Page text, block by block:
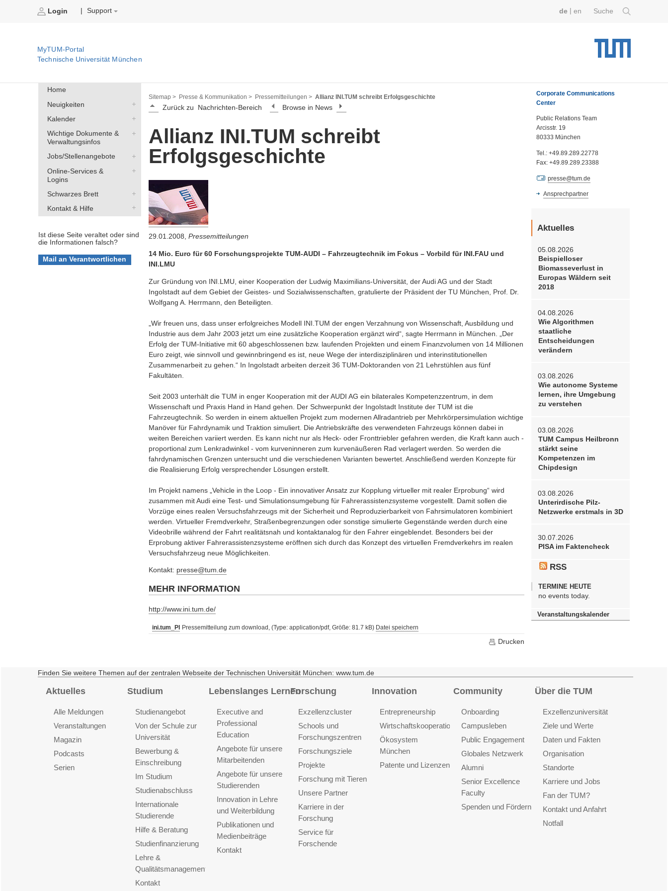
Login Support Suche
de en
MyTUM-Portal
Technische Universität München
Home
Neuigkeiten
Kalender
Wichtige Dokumente &
Verwaltungsinfos
Jobs/Stellenangebote
Online-Services &
Logins
Schwarzes Brett
Kontakt & Hilfe
Ist diese Seite veraltet oder sind
die Informationen falsch?
Sitemap > Presse & Kommunikation > Pressemitteilungen > Allianz INI.TUM schreibt Erfolgsgeschichte
Zurück zu Nachrichten-Bereich Browse in News
Allianz INI.TUM schreibt
Erfolgsgeschichte
29.01.2008, Pressemitteilungen
14 Mio. Euro für 60 Forschungsprojekte TUM-AUDI – Fahrzeugtechnik im Fokus – Vorbild für INI.FAU und
INI.LMU
Zur Gründung von INI.LMU, einer Kooperation der Ludwig Maximilians-Universität, der Audi AG und der Stadt
Ingolstadt auf dem Gebiet der Geistes- und Sozialwissenschaften, gratulierte der Präsident der TU München, Prof. Dr.
Wolfgang A. Herrmann, den Beteiligten.
„Wir freuen uns, dass unser erfolgreiches Modell INI.TUM der engen Verzahnung von Wissenschaft, Ausbildung und
Industrie aus dem Jahr 2003 jetzt um eine zusätzliche Kooperation ergänzt wird“, sagte Herrmann in München. „Der
Erfolg der TUM-Initiative mit 60 abgeschlossenen bzw. laufenden Projekten und einem Finanzvolumen von 14 Millionen
Euro zeigt, wie sinnvoll und gewinnbringend es ist, neue Wege der interdisziplinären und interinstitutionellen
Zusammenarbeit zu gehen.“ In Ingolstadt arbeiten derzeit 36 TUM-Doktoranden von 21 Lehrstühlen aus fünf
Fakultäten.
Seit 2003 unterhält die TUM in enger Kooperation mit der AUDI AG ein bilaterales Kompetenzzentrum, in dem
Wissenschaft und Praxis Hand in Hand gehen. Der Schwerpunkt der Ingolstadt Institute der TUM ist die
Fahrzeugtechnik. So werden in einem aktuellen Projekt zum modernen Allradantrieb per Mehrkörpersimulation wichtige
Manöver für Fahrdynamik und Traktion simuliert. Die Antriebskräfte des verwendeten Fahrzeugs können dabei in
weiten Bereichen variiert werden. Es kann nicht nur als Heck- oder Fronttriebler gefahren werden, die Kraft kann auch -
proportional zum Lenkradwinkel - vom kurveninneren zum kurvenäußeren Rad verlagert werden. So werden die
fahrdynamischen Grenzen untersucht und die verschiedenen Varianten bewertet. Anschließend werden Konzepte für
die Realisierung Erfolg versprechender Lösungen erstellt.
Im Projekt namens „Vehicle in the Loop - Ein innovativer Ansatz zur Kopplung virtueller mit realer Erprobung“ wird
zusammen mit Audi eine Test- und Simulationsumgebung für Fahrerassistenzsysteme vorgestellt. Damit sollen die
Vorzüge eines realen Versuchsfahrzeugs mit der Sicherheit und Reproduzierbarkeit von Fahrsimulatoren kombiniert
werden. Virtueller Fremdverkehr, Straßenbegrenzungen oder sonstige simulierte Gegenstände werden durch eine
Videobrille während der Fahrt realitätsnah und kontaktanalog für den Fahrer eingeblendet. Besonders bei der
Erprobung aktiver Fahrerassistenzsysteme eröffnen sich durch das Konzept des virtuellen Fremdverkehrs im realen
Versuchsfahrzeug neue Möglichkeiten.
Kontakt: presse@tum.de
MEHR INFORMATION
http://www.ini.tum.de/
ini.tum_PI Pressemitteilung zum download, (Type: application/pdf, Größe: 81.7 kB) Datei speichern
Drucken
Corporate Communications
Center
Public Relations Team
Arcisstr. 19
80333 München
Tel.: +49.89.289.22778
Fax: +49.89.289.23388
presse@tum.de
Ansprechpartner
Aktuelles
05.08.2026
Beispielloser
Biomasseverlust in
Europas Wäldern seit
2018
04.08.2026
Wie Algorithmen
staatliche
Entscheidungen
verändern
03.08.2026
Wie autonome Systeme
lernen, ihre Umgebung
zu verstehen
03.08.2026
TUM Campus Heilbronn
stärkt seine
Kompetenzen im
Chipdesign
03.08.2026
Unterirdische Pilz-
Netzwerke erstmals in 3D
30.07.2026
PISA im Faktencheck
RSS
TERMINE HEUTE
no events today.
Veranstaltungskalender
Finden Sie weitere Themen auf der zentralen Webseite der Technischen Universität München: www.tum.de
Aktuelles
Alle Meldungen
Veranstaltungen
Magazin
Podcasts
Serien
Studium
Studienangebot
Von der Schule zur
Universität
Bewerbung &
Einschreibung
Im Studium
Studienabschluss
Internationale
Studierende
Hilfe & Beratung
Studienfinanzierung
Lehre &
Qualitätsmanagement
Kontakt
Lebenslanges Lernen
Executive and
Professional
Education
Angebote für unsere
Mitarbeitenden
Angebote für unsere
Studierenden
Innovation in Lehre
und Weiterbildung
Publikationen und
Medienbeiträge
Kontakt
Forschung
Exzellenzcluster
Schools und
Forschungszentren
Forschungsziele
Projekte
Forschung mit Tieren
Unsere Partner
Karriere in der
Forschung
Service für
Forschende
Innovation
Entrepreneurship
Wirtschaftskooperationen
Ökosystem
München
Patente und Lizenzen
Community
Onboarding
Campusleben
Public Engagement
Globales Netzwerk
Alumni
Senior Excellence
Faculty
Spenden und Fördern
Über die TUM
Exzellenzuniversität
Ziele und Werte
Daten und Fakten
Organisation
Standorte
Karriere und Jobs
Fan der TUM?
Kontakt und Anfahrt
Notfall